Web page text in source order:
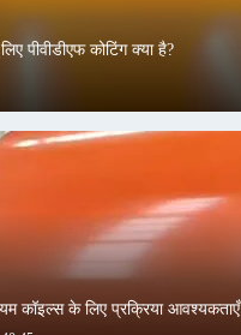
पीवीडीएफ कोटिंग क्या है?
कॉइल्स के लिए प्रक्रिया आवश्यकताएँ